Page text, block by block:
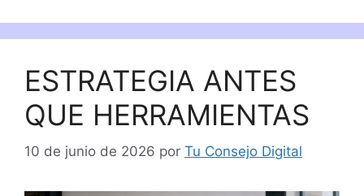
ESTRATEGIA ANTES
QUE HERRAMIENTAS
10 de junio de 2026 por Tu Consejo Digital